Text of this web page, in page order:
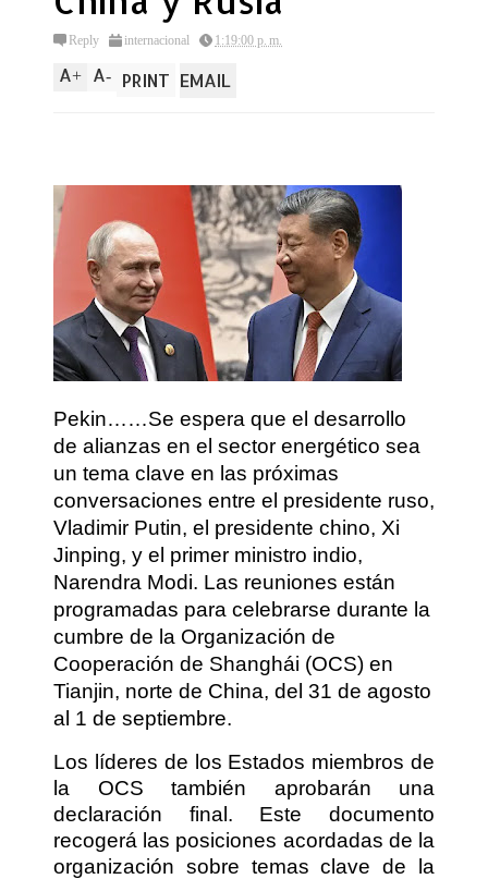
Reply internacional 1:19:00 p. m.
A+ A- PRINT EMAIL
Pekin……Se espera que el desarrollo
de alianzas en el sector energético sea
un tema clave en las próximas
conversaciones entre el presidente ruso,
Vladimir Putin, el presidente chino, Xi
Jinping, y el primer ministro indio,
Narendra Modi. Las reuniones están
programadas para celebrarse durante la
cumbre de la Organización de
Cooperación de Shanghái (OCS) en
Tianjin, norte de China, del 31 de agosto
al 1 de septiembre.
Los líderes de los Estados miembros de
la OCS también aprobarán una
declaración final. Este documento
recogerá las posiciones acordadas de la
organización sobre temas clave de la